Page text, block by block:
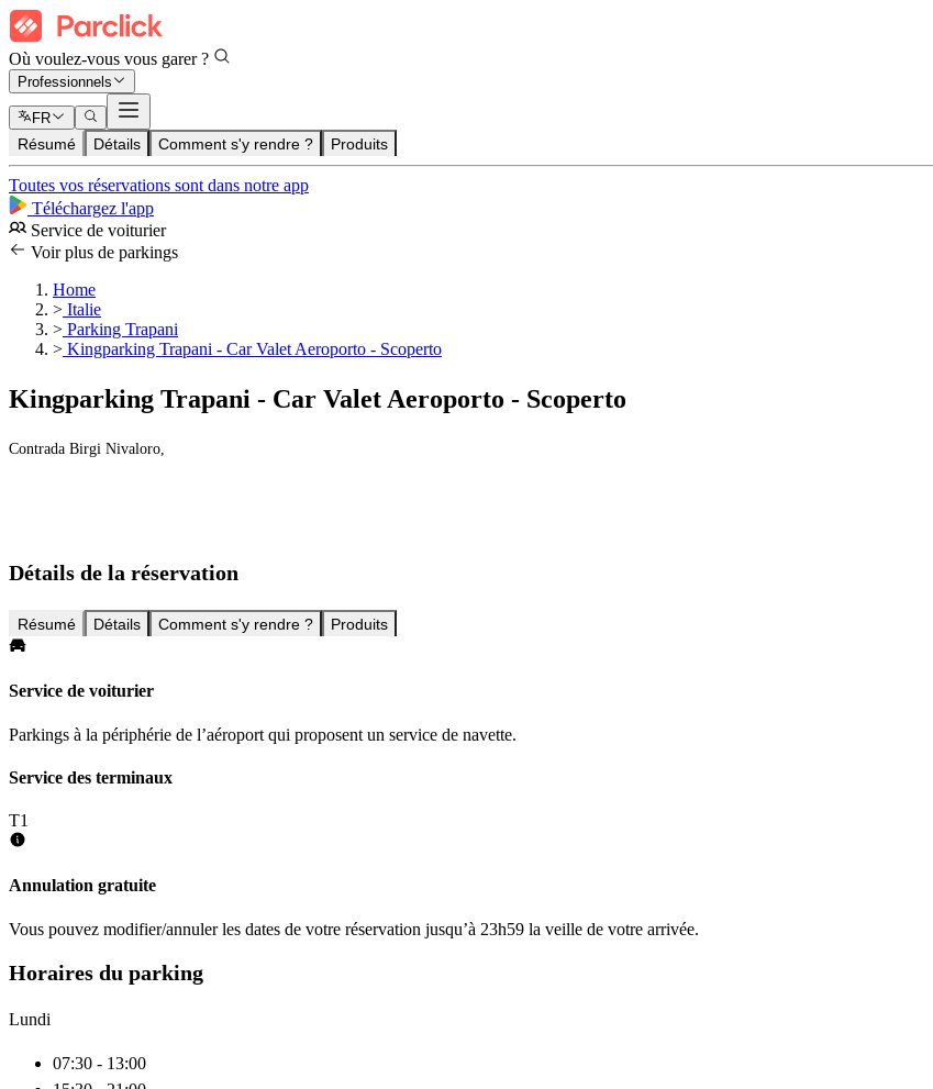
Où voulez-vous vous garer ?
Professionnels
FR
Résumé Détails Comment s'y rendre ? Produits
Toutes vos réservations sont dans notre app
Téléchargez l'app
Service de voiturier
Voir plus de parkings
Home
> Italie
> Parking Trapani
> Kingparking Trapani - Car Valet Aeroporto - Scoperto
Kingparking Trapani - Car Valet Aeroporto - Scoperto
Contrada Birgi Nivaloro,
Détails de la réservation
Résumé Détails Comment s'y rendre ? Produits
Service de voiturier
Parkings à la périphérie de l’aéroport qui proposent un service de navette.
Service des terminaux
T1
Annulation gratuite
Vous pouvez modifier/annuler les dates de votre réservation jusqu’à 23h59 la veille de votre arrivée.
Horaires du parking
Lundi
07:30 - 13:00